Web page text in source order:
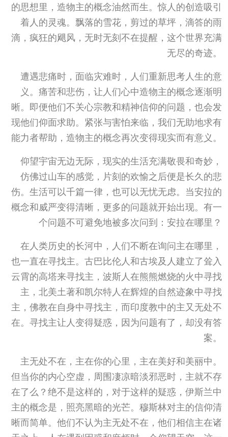
的思想里，造物主的概念油然而生。惊人的创造吸引
着人的灵魂。飘落的雪花，剪过的草坪，滴答的雨
滴，疯狂的飓风，无时无刻不在提醒，这个世界充满
无尽的奇迹。
遭遇悲痛时，面临灾难时，人们重新思考人生的意
义。痛苦和悲伤，让人们心中造物主的概念逐渐明
晰。即便他们不关心宗教和精神信仰的问题，也会发
现他们仰面求助。紧张与害怕来临，我们无助地求有
能力者帮助，造物主的概念再次变得现实而有意义。
仰望宇宙无边无际，现实的生活充满敬畏和奇妙，
仿佛过山车的感觉，片刻的欢愉之后便是长久的悲
伤。生活可以千篇一律，也可以无忧无虑。当安拉的
概念和威严变得清晰，更多的问题就开始出现。有一
个问题不可避免地被多次问到：安拉在哪里？
在人类历史的长河中，人们不断在询问主在哪里，
也一直在寻找主。古巴比伦人和古埃及人建立了耸入
云霄的高塔来寻找主，波斯人在熊熊燃烧的火中寻找
主，北美土著和凯尔特人在辉煌的自然迹象中寻找
主，佛教在自身中寻找主，而印度教中的主又无处不
在。寻找主让人变得疑惑，因为问题有了，却没有答
案。
主无处不在，主在你的心里，主在美好和美丽中。
但当你的内心空虚，周围凄凉暗淡邪恶时，主就不存
在了么？绝不是这样的，对于这样的疑惑，伊斯兰中
主的概念是，照亮黑暗的光芒。穆斯林对主的信仰清
晰而简单。他们不认为主无处不在，他们相信主在诸